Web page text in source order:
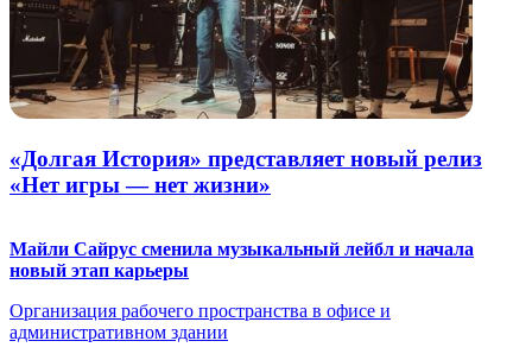
«Долгая История» представляет новый релиз
«Нет игры — нет жизни»
Майли Сайрус сменила музыкальный лейбл и начала
новый этап карьеры
Организация рабочего пространства в офисе и
административном здании